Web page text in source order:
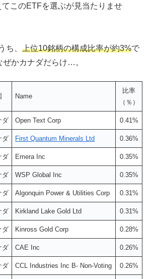
このETFを選ぶが見当たりませ
ち、 上位10銘柄の構成比率が約3%で
かカナダだらけ…。
Name
比率
（％）
ダ Open Text Corp 0.41%
ダ First Quantum Minerals Ltd 0.36%
ダ Emera Inc 0.35%
ダ WSP Global Inc 0.35%
ダ Algonquin Power & Utilities Corp 0.31%
ダ Kirkland Lake Gold Ltd 0.31%
ダ Kinross Gold Corp 0.28%
ダ CAE Inc 0.26%
ダ CCL Industries Inc B- Non-Voting 0.26%